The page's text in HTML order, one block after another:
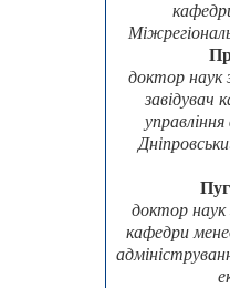
доктор наук
завідувач
доктор наук
кафедри